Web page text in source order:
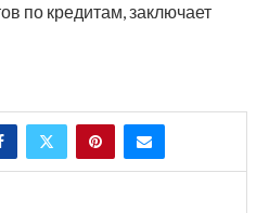
по кредитам, заключает